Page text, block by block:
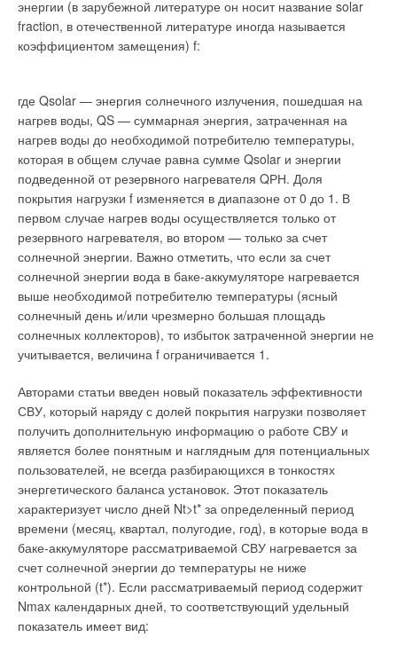
энергии (в зарубежной литературе он носит название solar
fraction, в отечественной литературе иногда называется
коэффициентом замещения) f:
где Qsolar — энергия солнечного излучения, пошедшая на
нагрев воды, QS — суммарная энергия, затраченная на
нагрев воды до необходимой потребителю температуры,
которая в общем случае равна сумме Qsolar и энергии
подведенной от резервного нагревателя QРН. Доля
покрытия нагрузки f изменяется в диапазоне от 0 до 1. В
первом случае нагрев воды осуществляется только от
резервного нагревателя, во втором — только за счет
солнечной энергии. Важно отметить, что если за счет
солнечной энергии вода в баке-аккумуляторе нагревается
выше необходимой потребителю температуры (ясный
солнечный день и/или чрезмерно большая площадь
солнечных коллекторов), то избыток затраченной энергии не
учитывается, величина f ограничивается 1.
Авторами статьи введен новый показатель эффективности
СВУ, который наряду с долей покрытия нагрузки позволяет
получить дополнительную информацию о работе СВУ и
является более понятным и наглядным для потенциальных
пользователей, не всегда разбирающихся в тонкостях
энергетического баланса установок. Этот показатель
характеризует число дней Nt>t* за определенный период
времени (месяц, квартал, полугодие, год), в которые вода в
баке-аккумуляторе рассматриваемой СВУ нагревается за
счет солнечной энергии до температуры не ниже
контрольной (t*). Если рассматриваемый период содержит
Nmax календарных дней, то соответствующий удельный
показатель имеет вид:
другие. Более того, представления о качестве используемой
воды с годами меняются, отражая:
водой;
разработанные и освоенные методы анализа;
уровень развития науки и техники;
«обратную связь» между потребляемой человеком водой
и тем набором растворенных веществ, твердых
включений и микроорганизмов, которые сбрасываются в
виде сточных вод, жидких отходов промышленного и
сельскохозяйственного производства.
Например, лет 200 назад для оценки качества питьевой воды
использовались только органолептические* методы: оценка
цвета, вкуса, запаха. Сейчас перечень анализов,
выполняемых санитарной лабораторией предприятия
пищевой промышленности, размещается на двух страницах,
заполненных мелким шрифтом. По традиции в таком списке
остаются и органолептические показатели качества.
Полученные в виде анализа знания о составе воды из
источника водоснабжения должны вести к технологическим
приемам очистки от тех или иных загрязнений. Так мы
естественным образом переходим к обсуждению методов
водоподготовки и водоочистки.
Что такое водоподготовка и очистка воды?
Обратимся к справочной литературе. Энциклопедический
словарь медицинских терминов сообщает: «Очистка воды
(син. очистка природных вод) — комплекс санитарно-
технических мероприятий, направленных на удаление
примесей, представляющих опасность для человека».
Малая медицинская энциклопедия: «Очистка воды —